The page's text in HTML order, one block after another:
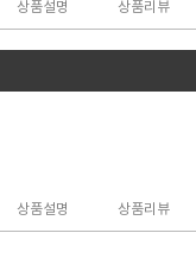
상품설명 상품리뷰
상품설명 상품리뷰